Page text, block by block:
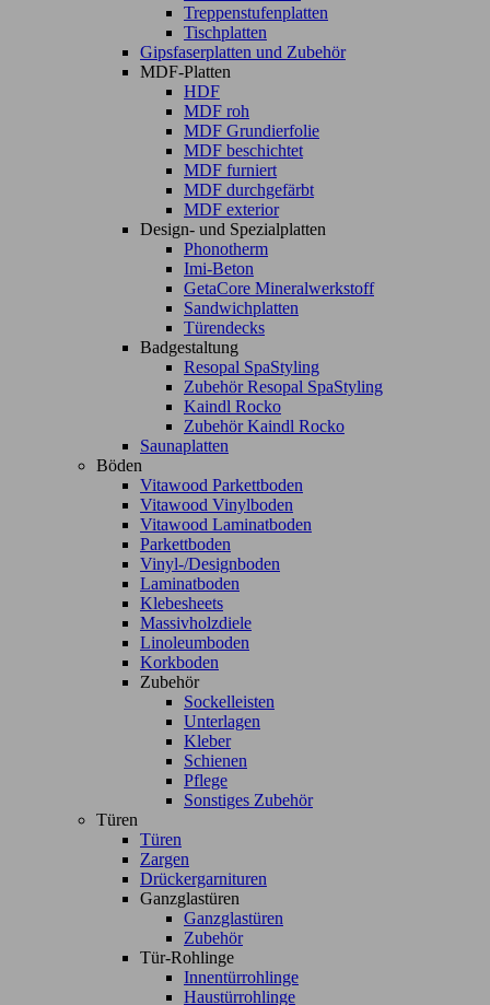
Treppenstufenplatten
Tischplatten
Gipsfaserplatten und Zubehör
MDF-Platten
HDF
MDF roh
MDF Grundierfolie
MDF beschichtet
MDF furniert
MDF durchgefärbt
MDF exterior
Design- und Spezialplatten
Phonotherm
Imi-Beton
GetaCore Mineralwerkstoff
Sandwichplatten
Türendecks
Badgestaltung
Resopal SpaStyling
Zubehör Resopal SpaStyling
Kaindl Rocko
Zubehör Kaindl Rocko
Saunaplatten
Böden
Vitawood Parkettboden
Vitawood Vinylboden
Vitawood Laminatboden
Parkettboden
Vinyl-/Designboden
Laminatboden
Klebesheets
Massivholzdiele
Linoleumboden
Korkboden
Zubehör
Sockelleisten
Unterlagen
Kleber
Schienen
Pflege
Sonstiges Zubehör
Türen
Türen
Zargen
Drückergarnituren
Ganzglastüren
Ganzglastüren
Zubehör
Tür-Rohlinge
Innentürrohlinge
Haustürrohlinge